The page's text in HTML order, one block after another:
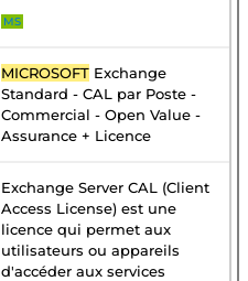
MS
MICROSOFT Exchange
Standard - CAL par Poste -
Commercial - Open Value -
Assurance + Licence
Exchange Server CAL (Client
Access License) est une
licence qui permet aux
utilisateurs ou appareils
d'accéder aux services